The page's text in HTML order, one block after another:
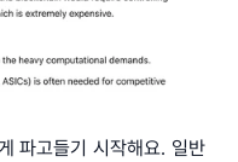
파고들기 시작해요. 일반